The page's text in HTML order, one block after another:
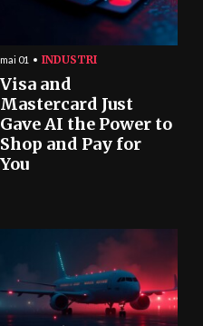
mai 01 INDUSTRI
Visa and
Mastercard Just
Gave AI the Power to
Shop and Pay for
You